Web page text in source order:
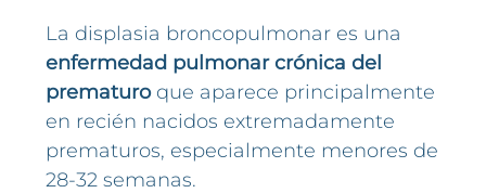
La displasia broncopulmonar es una
enfermedad pulmonar crónica del
prematuroque aparece principalmente
en recién nacidos extremadamente
prematuros, especialmente menores de
28-32 semanas.